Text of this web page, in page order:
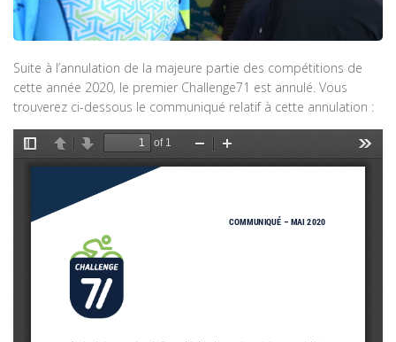
Suite à l’annulation de la majeure partie des compétitions de
cette année 2020, le premier Challenge71 est annulé. Vous
trouverez ci-dessous le communiqué relatif à cette annulation :